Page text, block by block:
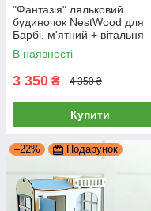
"Фантазія" ляльковий
будиночок NestWood для
Барбі, м'ятний + вітальня
В наявності
3 350 ₴ 4 350 ₴
Купити
–22% Подарунок